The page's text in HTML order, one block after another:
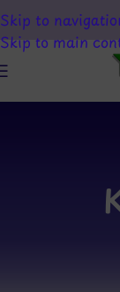
Skip to
Skip to main